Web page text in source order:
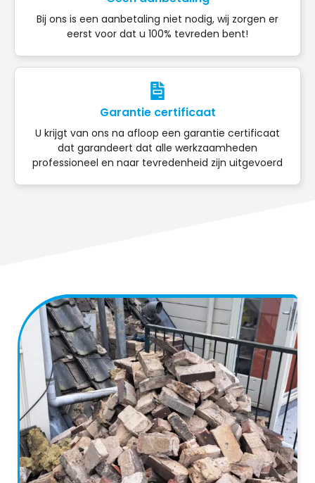
Bij ons is een aanbetaling niet nodig, wij zorgen er
eerst voor dat u 100% tevreden bent!
Garantie certificaat
U krijgt van ons na afloop een garantie certificaat
dat garandeert dat alle werkzaamheden
professioneel en naar tevredenheid zijn uitgevoerd